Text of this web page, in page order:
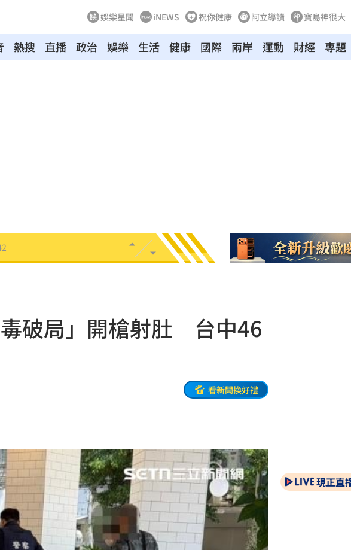
娛樂星聞 iNEWS 祝你健康 阿立導讀 寶島神很大
熱搜 直播 政治 娛樂 生活 健康 國際 兩岸 運動 財經 專題
破局」開槍射肚 台中46
看新聞換好禮
現正直